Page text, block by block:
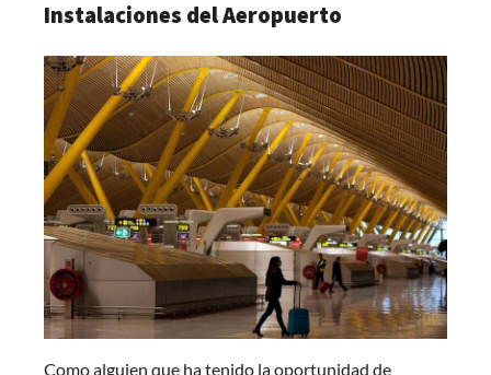
Instalaciones del Aeropuerto
Como alguien que ha tenido la oportunidad de